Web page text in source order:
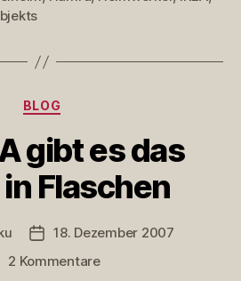
Kategorien
BLOG
gibt es das
Flaschen
Veröffentlichungsdatum
18. Dezember 2007
2 Kommentarezu